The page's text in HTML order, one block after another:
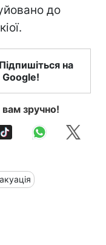
до
на
Google!
зручно!